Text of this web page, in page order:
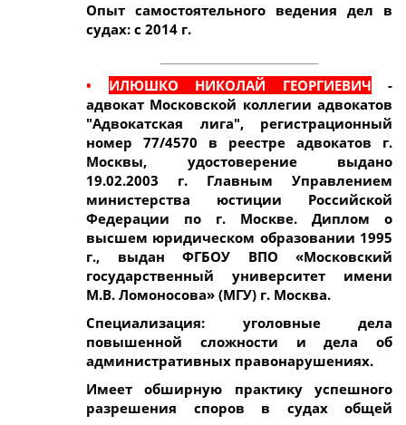
Опыт самостоятельного ведения дел в
судах: с 2014 г.
• ИЛЮШКО НИКОЛАЙ ГЕОРГИЕВИЧ
-
адвокат Московской коллегии адвокатов
"Адвокатская лига", регистрационный
номер 77/4570 в реестре адвокатов г.
Москвы, удостоверение выдано
19.02.2003 г. Главным Управлением
министерства юстиции Российской
Федерации по г. Москве. Диплом о
высшем юридическом образовании 1995
г., выдан ФГБОУ ВПО «Московский
государственный университет имени
М.В. Ломоносова» (МГУ) г. Москва.
Специализация: уголовные дела
повышенной сложности и дела об
административных правонарушениях.
Имеет обширную практику успешного
разрешения споров в судах общей